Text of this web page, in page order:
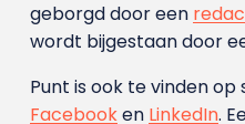
geborgd door een
wordt bijgestaan door
Punt is ook te vinden op
Facebooken LinkedIn.